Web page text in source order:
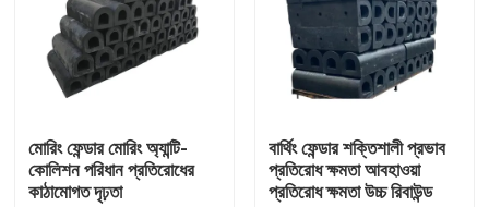
মোরিং ফেন্ডার মোরিং অ্যান্টি-
কোলিশন পরিধান প্রতিরোধের
কাঠামোগত দৃঢ়তা
বার্থিং ফেন্ডার শক্তিশালী প্রভাব
প্রতিরোধ ক্ষমতা আবহাওয়া
প্রতিরোধ ক্ষমতা উচ্চ রিবাউন্ড